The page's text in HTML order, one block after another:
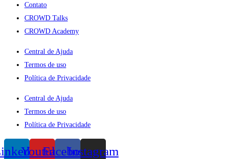
Contato
CROWD Talks
CROWD Academy
Central de Ajuda
Termos de uso
Política de Privacidade
Central de Ajuda
Termos de uso
Política de Privacidade
YoutubeFacebookInstagram